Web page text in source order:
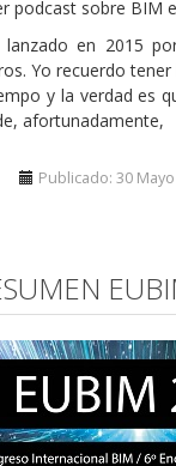
podcast sobre BIM
lanzado en 2015
Yo recuerdo
y la verdad es
afortunadamente,
Publicado: 30